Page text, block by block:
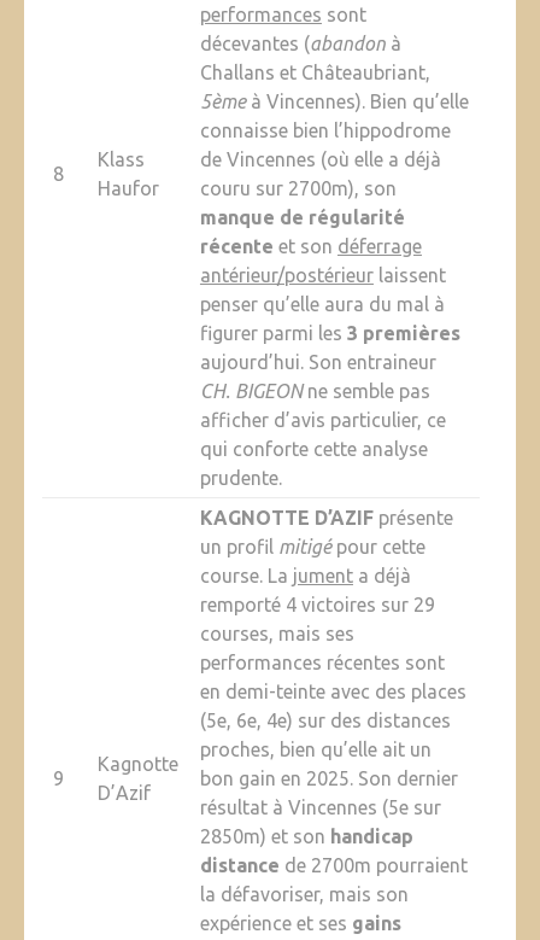
8
Klass
Haufor
performances sont
décevantes (abandonà
Challans et Châteaubriant,
5èmeà Vincennes). Bien qu’elle
connaisse bien l’hippodrome
de Vincennes (où elle a déjà
couru sur 2700m), son
manque de régularité
récente et son déferrage
antérieur/postérieurlaissent
penser qu’elle aura du mal à
figurer parmi les 3 premières
aujourd’hui. Son entraineur
CH. BIGEONne semble pas
afficher d’avis particulier, ce
qui conforte cette analyse
prudente.
9
Kagnotte
D’Azif
KAGNOTTE D’AZIFprésente
un profil mitigépour cette
course. La jumenta déjà
remporté 4 victoires sur 29
courses, mais ses
performances récentes sont
en demi-teinte avec des places
(5e, 6e, 4e) sur des distances
proches, bien qu’elle ait un
bon gain en 2025. Son dernier
résultat à Vincennes (5e sur
2850m) et son handicap
distance de 2700m pourraient
la défavoriser, mais son
expérience et ses gains